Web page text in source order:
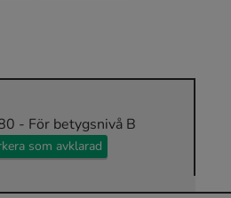
- För betygsnivå B
som avklarad